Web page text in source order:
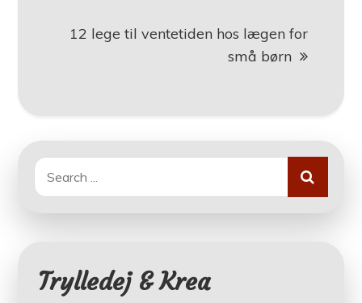
12 lege til ventetiden hos lægen for
små børn
Search
for:
Trylledej & Krea